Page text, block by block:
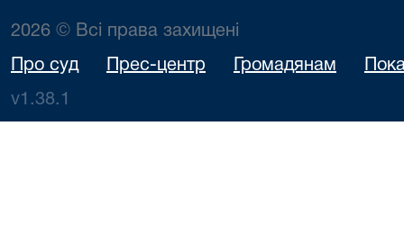
2026 © Всі права захищені
Про суд Прес-центр Громадянам
v1.38.1